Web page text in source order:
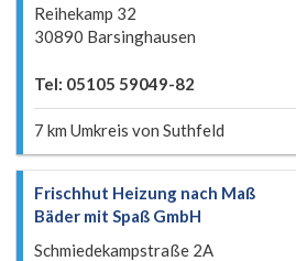
Reihekamp 32
30890 Barsinghausen
Tel: 05105 59049-82
7 km Umkreis von Suthfeld
Frischhut Heizung nach Maß
Bäder mit Spaß GmbH
Schmiedekampstraße 2A